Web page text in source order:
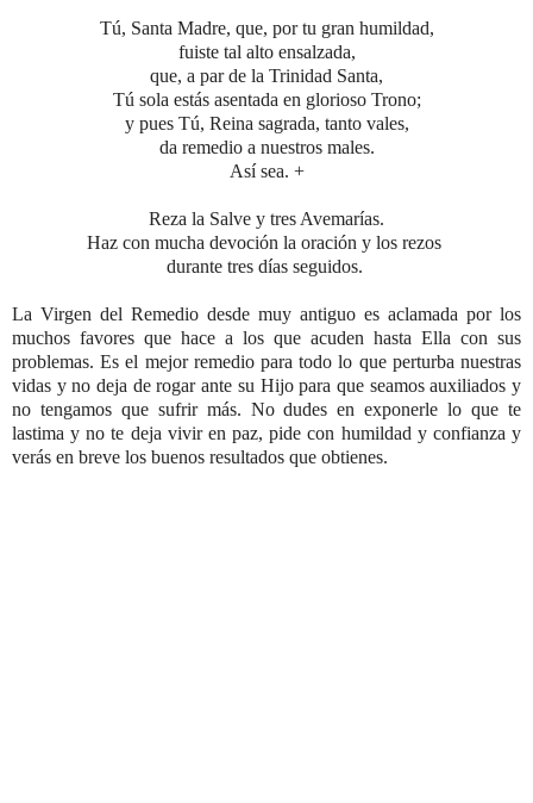
Tú, Santa Madre, que, por tu gran humildad,
fuiste tal alto ensalzada,
que, a par de la Trinidad Santa,
Tú sola estás asentada en glorioso Trono;
y pues Tú, Reina sagrada, tanto vales,
da remedio a nuestros males.
Así sea. +
Reza la Salve y tres Avemarías.
Haz con mucha devoción la oración y los rezos
durante tres días seguidos.
La Virgen del Remedio desde muy antiguo es aclamada por los
muchos favores que hace a los que acuden hasta Ella con sus
problemas. Es el mejor remedio para todo lo que perturba nuestras
vidas y no deja de rogar ante su Hijo para que seamos auxiliados y
no tengamos que sufrir más. No dudes en exponerle lo que te
lastima y no te deja vivir en paz, pide con humildad y confianza y
verás en breve los buenos resultados que obtienes.